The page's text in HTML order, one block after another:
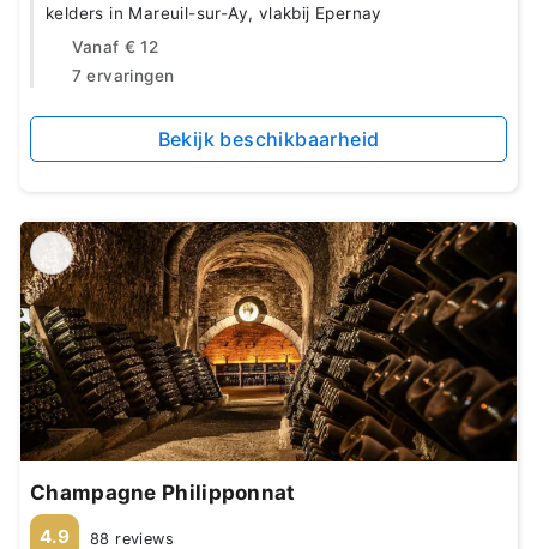
kelders in Mareuil-sur-Ay, vlakbij Epernay
Vanaf € 12
7 ervaringen
Bekijk beschikbaarheid
Champagne Philipponnat
4.9 88 reviews